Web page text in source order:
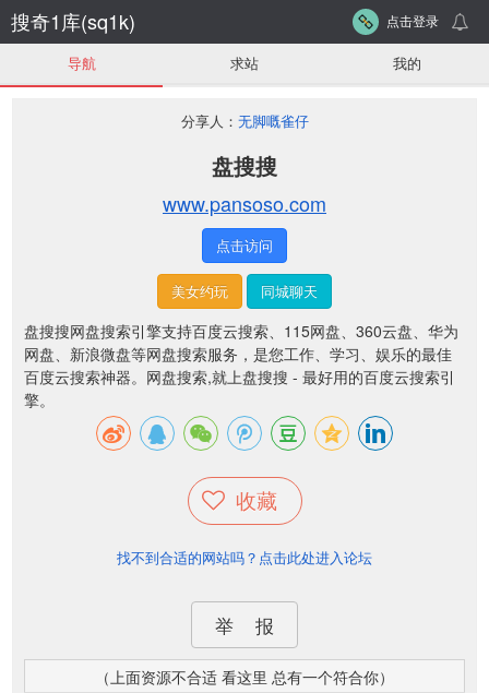
搜奇1库(sq1k) 点击登录
导航 求站 我的
分享人： 无脚嘅雀仔
盘搜搜
www.pansoso.com
点击访问
美女约玩 同城聊天
盘搜搜网盘搜索引擎支持百度云搜索、115网盘、360云盘、华为
网盘、新浪微盘等网盘搜索服务，是您工作、学习、娱乐的最佳
百度云搜索神器。网盘搜索,就上盘搜搜 - 最好用的百度云搜索引
擎。
收藏
找不到合适的网站吗？点击此处进入论坛
举 报
（上面资源不合适 看这里 总有一个符合你）